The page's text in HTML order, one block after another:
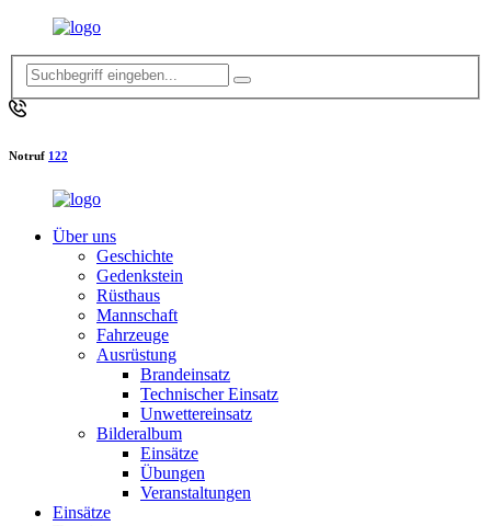
Notruf 122
Über uns
Geschichte
Gedenkstein
Rüsthaus
Mannschaft
Fahrzeuge
Ausrüstung
Brandeinsatz
Technischer Einsatz
Unwettereinsatz
Bilderalbum
Einsätze
Übungen
Veranstaltungen
Einsätze